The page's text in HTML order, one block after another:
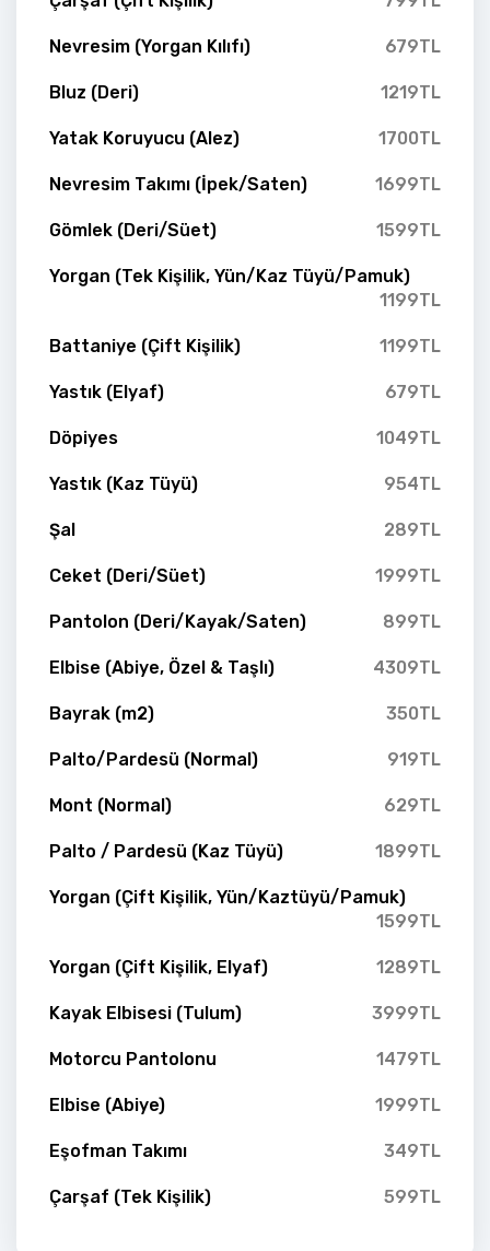
Nevresim (Yorgan Kılıfı) 679TL
Bluz (Deri) 1219TL
Yatak Koruyucu (Alez) 1700TL
Nevresim Takımı (İpek/Saten) 1699TL
Gömlek (Deri/Süet) 1599TL
Yorgan (Tek Kişilik, Yün/Kaz Tüyü/Pamuk)
1199TL
Battaniye (Çift Kişilik) 1199TL
Yastık (Elyaf) 679TL
Döpiyes 1049TL
Yastık (Kaz Tüyü) 954TL
Şal 289TL
Ceket (Deri/Süet) 1999TL
Pantolon (Deri/Kayak/Saten) 899TL
Elbise (Abiye, Özel & Taşlı) 4309TL
Bayrak (m2) 350TL
Palto/Pardesü (Normal) 919TL
Mont (Normal) 629TL
Palto / Pardesü (Kaz Tüyü) 1899TL
Yorgan (Çift Kişilik, Yün/Kaztüyü/Pamuk)
1599TL
Yorgan (Çift Kişilik, Elyaf) 1289TL
Kayak Elbisesi (Tulum) 3999TL
Motorcu Pantolonu 1479TL
Elbise (Abiye) 1999TL
Eşofman Takımı 349TL
Çarşaf (Tek Kişilik) 599TL